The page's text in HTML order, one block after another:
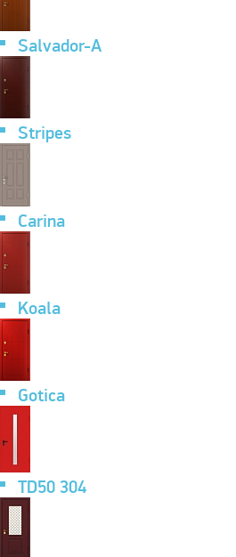
Salvador-A
Stripes
Carina
Koala
Gotica
TD50 304